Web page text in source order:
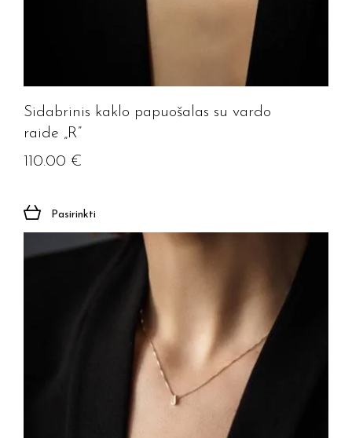
Sidabrinis kaklo papuošalas su vardo
raide „R”
110.00 €
Pasirinkti
Jūsų el. paštas
Prenumeruoti